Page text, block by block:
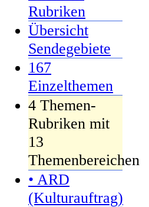
Rubriken
Übersicht
Sendegebiete
167
Einzelthemen
4 Themen-
Rubriken mit
13
Themenbereichen
• ARD
(Kulturauftrag)